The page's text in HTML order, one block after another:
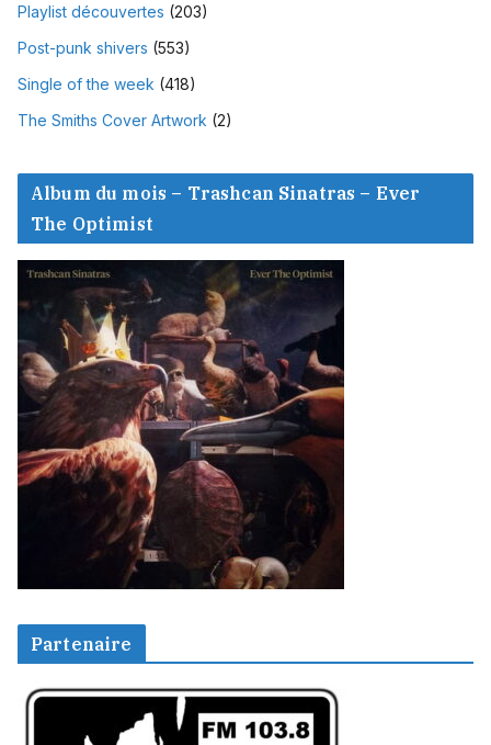
Playlist découvertes (203)
Post-punk shivers (553)
Single of the week (418)
The Smiths Cover Artwork (2)
Album du mois – Trashcan Sinatras – Ever
The Optimist
Partenaire